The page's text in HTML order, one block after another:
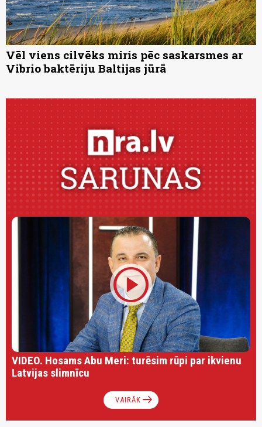
Vēl viens cilvēks miris pēc saskarsmes ar
Vibrio baktēriju Baltijas jūrā
play_circle
VIDEO. Hosams Abu Meri: turēsim rūpi par ikvienu
Latvijas slimnīcu
VAIRĀK arrow_right_alt